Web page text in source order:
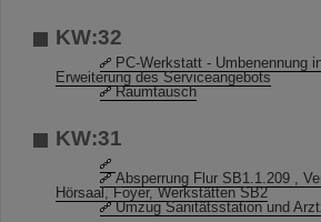
KW:32
PC-Werkstatt - Umbenennung
Erweiterung des Serviceangebots
Raumtausch
KW:31
Absperrung Flur SB1.1.209 ,
Hörsaal, Foyer, Werkstätten SB2
Umzug Sanitätsstation und